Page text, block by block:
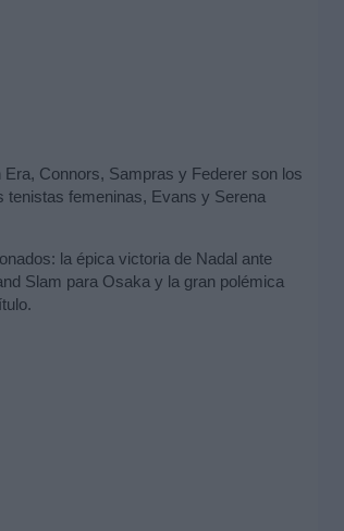
Connors, Sampras y Federer son los
tenistas femeninas, Evans y Serena
la épica victoria de Nadal ante
Slam para Osaka y la gran polémica